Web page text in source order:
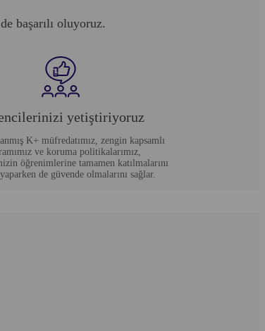
başarılı oluyoruz.
yetiştiriyoruz
K+ müfredatımız, zengin kapsamlı
ve koruma politikalarımız,
öğrenimlerine tamamen katılmalarını
de güvende olmalarını sağlar.